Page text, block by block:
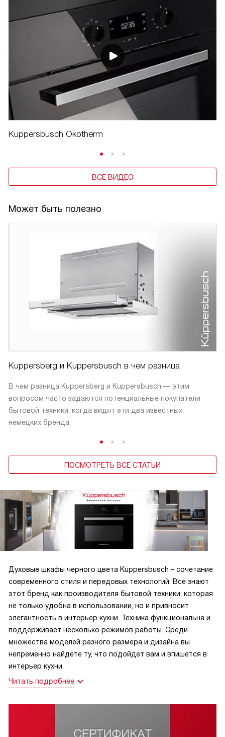
Kuppersbusch Okotherm
ВСЕ ВИДЕО
Может быть полезно
Kuppersberg и Kuppersbusch в чем разница
В чем разница Kuppersberg и Kuppersbusch — этим
вопросом часто задаются потенциальные покупатели
бытовой техники, когда видят эти два известных
немецких бренда.
ПОСМОТРЕТЬ ВСЕ СТАТЬИ
Духовые шкафы черного цвета Kuppersbusch – сочетание
современного стиля и передовых технологий. Все знают
этот бренд как производителя бытовой техники, которая
не только удобна в использовании, но и привносит
элегантность в интерьер кухни. Техника функциональна и
поддерживает несколько режимов работы. Среди
множества моделей разного размера и дизайна вы
непременно найдете ту, что подойдет вам и впишется в
интерьер кухни.
Читать подробнее